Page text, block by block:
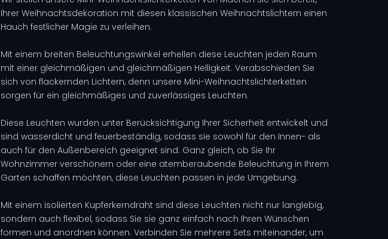
Ihrer Weihnachtsdekoration mit diesen klassischen Weihnachtslichtern einen
Hauch festlicher Magie zu verleihen.
Mit einem breiten Beleuchtungswinkel erhellen diese Leuchten jeden Raum
mit einer gleichmäßigen und gleichmäßigen Helligkeit. Verabschieden Sie
sich von flackernden Lichtern, denn unsere Mini-Weihnachtslichterketten
sorgen für ein gleichmäßiges und zuverlässiges Leuchten.
Diese Leuchten wurden unter Berücksichtigung Ihrer Sicherheit entwickelt und
sind wasserdicht und feuerbeständig, sodass sie sowohl für den Innen- als
auch für den Außenbereich geeignet sind. Ganz gleich, ob Sie Ihr
Wohnzimmer verschönern oder eine atemberaubende Beleuchtung in Ihrem
Garten schaffen möchten, diese Leuchten passen in jede Umgebung.
Mit einem isolierten Kupferkerndraht sind diese Leuchten nicht nur langlebig,
sondern auch flexibel, sodass Sie sie ganz einfach nach Ihren Wünschen
formen und anordnen können. Verbinden Sie mehrere Sets miteinander, um